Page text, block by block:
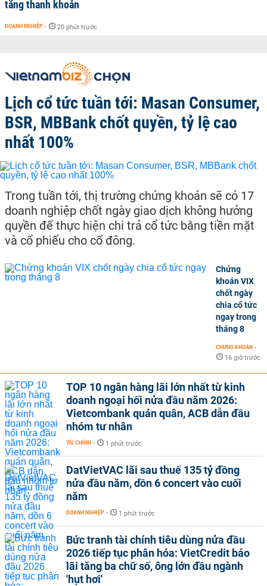
tăng thanh khoản
DOANH NGHIỆP - 20 phút trước
Lịch cổ tức tuần tới: Masan Consumer,
BSR, MBBank chốt quyền, tỷ lệ cao
nhất 100%
Trong tuần tới, thị trường chứng khoán sẽ có 17
doanh nghiệp chốt ngày giao dịch không hưởng
quyền để thực hiện chi trả cổ tức bằng tiền mặt
và cổ phiếu cho cổ đông.
Chứng
khoán VIX
chốt ngày
chia cổ tức
ngay trong
tháng 8
CHỨNG KHOÁN -
16 giờ trước
TOP 10 ngân hàng lãi lớn nhất từ kinh
doanh ngoại hối nửa đầu năm 2026:
Vietcombank quán quân, ACB dẫn đầu
nhóm tư nhân
TÀI CHÍNH - 1 phút trước
DatVietVAC lãi sau thuế 135 tỷ đồng
nửa đầu năm, dồn 6 concert vào cuối
năm
DOANH NGHIỆP - 1 phút trước
Bức tranh tài chính tiêu dùng nửa đầu
2026 tiếp tục phân hóa: VietCredit báo
lãi tăng ba chữ số, ông lớn đầu ngành
'hụt hơi'